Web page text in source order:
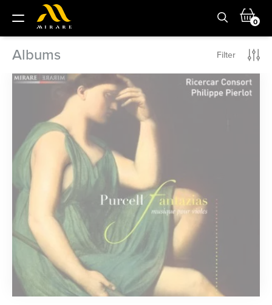
0
Albums Filter